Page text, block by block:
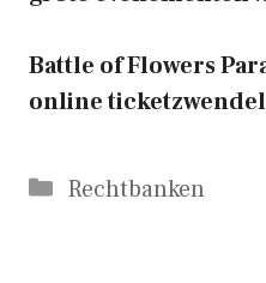
Battle of Flowers
online ticketzwendel
Categorieën
Rechtbanken